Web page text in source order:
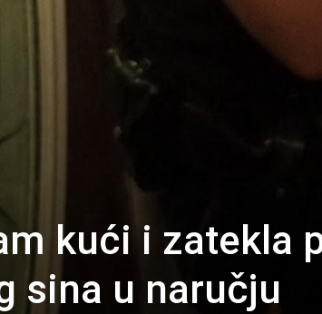
kući i zatekla
sina u naručju